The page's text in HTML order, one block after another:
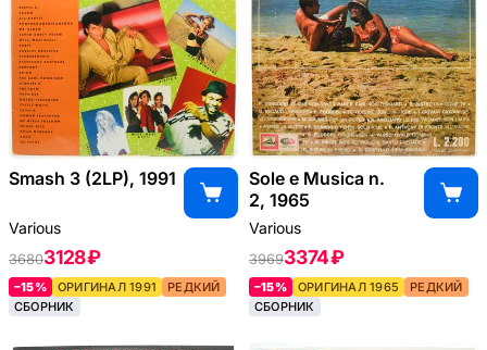
Smash 3 (2LP), 1991
Various
36803128 ₽
–15% ОРИГИНАЛ 1991
РЕДКИЙ
СБОРНИК
Sole e Musica n.
2, 1965
Various
39693374 ₽
–15% ОРИГИНАЛ 1965
РЕДКИЙ
СБОРНИК